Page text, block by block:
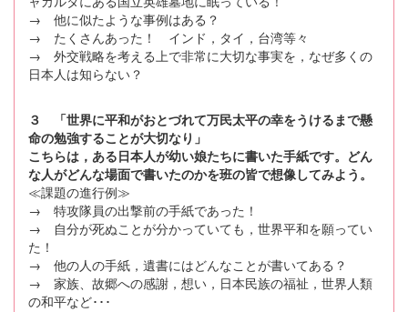
→ 他に似たような事例はある？
→ たくさんあった！ インド，タイ，台湾等々
→ 外交戦略を考える上で非常に大切な事実を，なぜ多くの
日本人は知らない？
３ 「世界に平和がおとづれて万民太平の幸をうけるまで懸
命の勉強することが大切なり」
こちらは，ある日本人が幼い娘たちに書いた手紙です。どん
な人がどんな場面で書いたのかを班の皆で想像してみよう。
≪課題の進行例≫
→ 特攻隊員の出撃前の手紙であった！
→ 自分が死ぬことが分かっていても，世界平和を願ってい
た！
→ 他の人の手紙，遺書にはどんなことが書いてある？
→ 家族、故郷への感謝，想い，日本民族の福祉，世界人類
の和平など･･･